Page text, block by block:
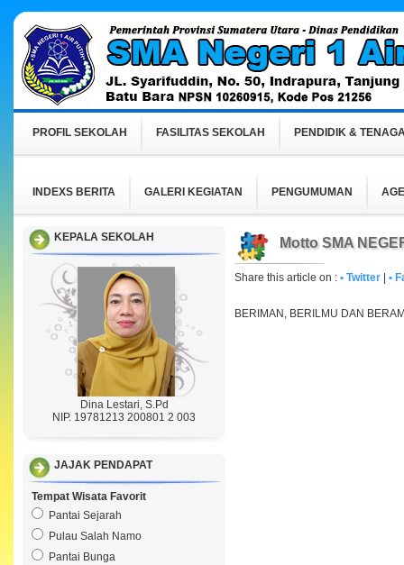
PROFIL SEKOLAH FASILITAS SEKOLAH PENDIDIK &
INDEXS BERITA GALERI KEGIATAN PENGUMUMAN
KEPALA SEKOLAH
Dina Lestari, S.Pd
NIP. 19781213 200801 2 003
JAJAK PENDAPAT
Tempat Wisata Favorit
Pantai Sejarah
Pulau Salah Namo
Pantai Bunga
Motto SMA
Share this article on : • Twitter •
BERIMAN, BERILMU DAN